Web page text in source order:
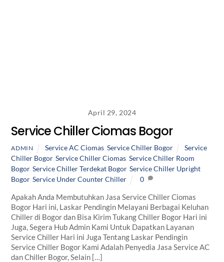
April 29, 2024
Service Chiller Ciomas Bogor
ADMIN Service AC Ciomas, Service Chiller Bogor
Service
Chiller Bogor,Service Chiller Ciomas ,Service Chiller Room
Bogor,Service Chiller Terdekat Bogor,Service Chiller Upright
Bogor,Service Under Counter Chiller 0
Apakah Anda Membutuhkan Jasa Service Chiller Ciomas
Bogor Hari ini, Laskar Pendingin Melayani Berbagai Keluhan
Chiller di Bogor dan Bisa Kirim Tukang Chiller Bogor Hari ini
Juga, Segera Hub Admin Kami Untuk Dapatkan Layanan
Service Chiller Hari ini Juga Tentang Laskar Pendingin
Service Chiller Bogor Kami Adalah Penyedia Jasa Service AC
dan Chiller Bogor, Selain […]